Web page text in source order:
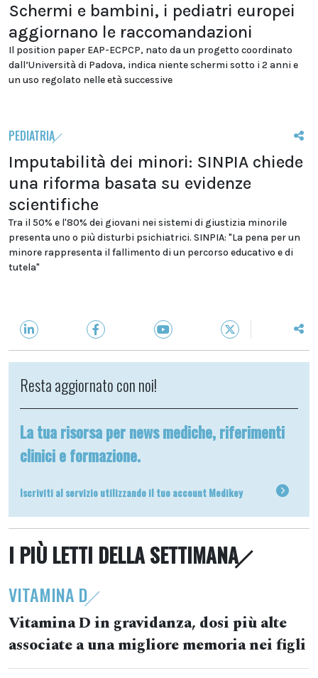
Schermi e bambini, i pediatri europei
aggiornano le raccomandazioni
Il position paper EAP-ECPCP, nato da un progetto coordinato
dall’Università di Padova, indica niente schermi sotto i 2 anni e
un uso regolato nelle età successive
PEDIATRIA
Imputabilità dei minori: SINPIA chiede
una riforma basata su evidenze
scientifiche
Tra il 50% e l'80% dei giovani nei sistemi di giustizia minorile
presenta uno o più disturbi psichiatrici. SINPIA: "La pena per un
minore rappresenta il fallimento di un percorso educativo e di
tutela"
Resta aggiornato con noi!
La tua risorsa per news mediche, riferimenti
clinici e formazione.
Iscriviti al servizio utilizzando il tuo account Medikey
I PIÙ LETTI DELLA SETTIMANA
VITAMINA D
Vitamina D in gravidanza, dosi più alte
associate a una migliore memoria nei figli